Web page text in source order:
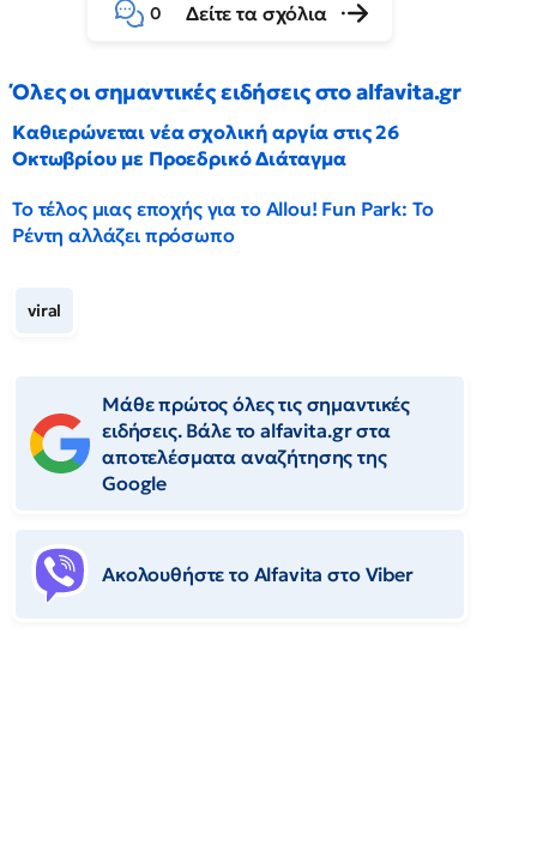
0 Δείτε τα σχόλια
Όλες οι σημαντικές ειδήσεις στο alfavita.gr
Καθιερώνεται νέα σχολική αργία στις 26
Οκτωβρίου με Προεδρικό Διάταγμα
Το τέλος μιας εποχής για το Allou! Fun Park: Το
Ρέντη αλλάζει πρόσωπο
viral
Μάθε πρώτος όλες τις σημαντικές
ειδήσεις. Βάλε το alfavita.gr στα
αποτελέσματα αναζήτησης της
Google
Ακολουθήστε το Αlfavita στο Viber